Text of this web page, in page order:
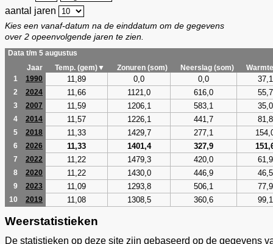
aantal jaren
Kies een vanaf-datum na de einddatum om de gegevens
over 2 opeenvolgende jaren te zien.
Data t/m 5 augustus
Jaar
Temp. (gem)▼ Zonuren (som) Neerslag (som)
1
1990 11,89 0,0 0,0 37,1
2 2024 11,66 1121,0 616,0 55,7
3 2007 11,59 1206,1 583,1 35,0
4 2014 11,57 1226,1 441,7 81,8
5 2018 11,33 1429,7 277,1
6 2026 11,33 1401,4 327,9
7 2022 11,22 1479,3 420,0 61,9
8 2020 11,22 1430,0 446,9 46,5
9 2023 11,09 1293,8 506,1 77,9
10 2019 11,08 1308,5 360,6 99,1
Weerstatistieken
De statistieken op deze site zijn gebaseerd op de gegevens